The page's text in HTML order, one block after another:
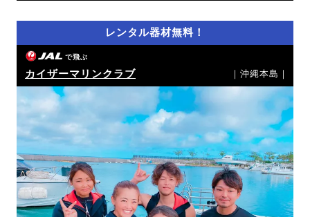
レンタル器材無料！
で飛ぶ
カイザーマリンクラブ ｜沖縄本島｜